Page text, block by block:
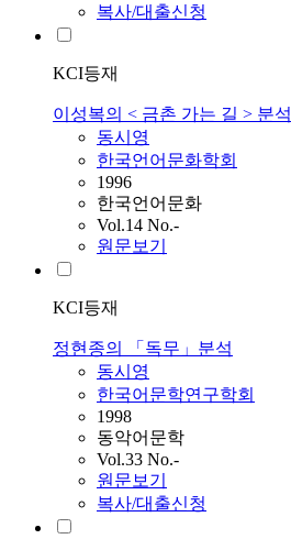
복사/대출신청
KCI등재
이성복의 < 금촌 가는 길 > 분석
동시영
한국언어문화학회
1996
한국언어문화
Vol.14 No.-
원문보기
KCI등재
정현종의 「독무」분석
동시영
한국어문학연구학회
1998
동악어문학
Vol.33 No.-
원문보기
복사/대출신청